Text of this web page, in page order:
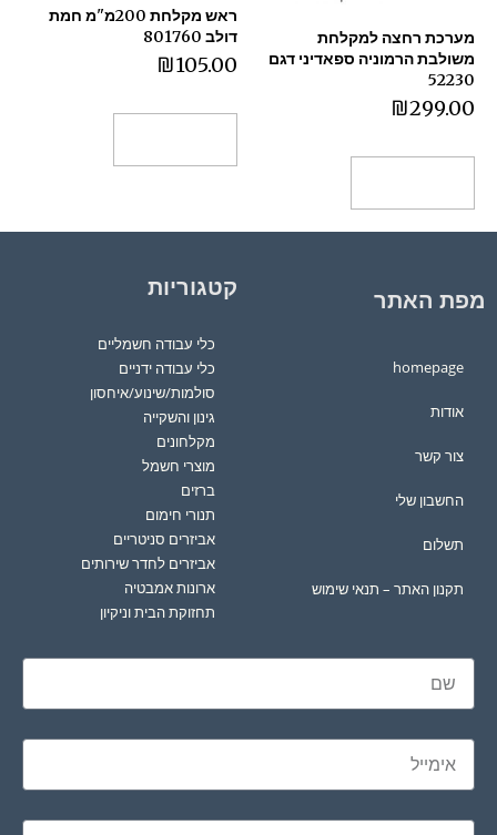
מערכת רחצה למקלחת
משולבת הרמוניה ספאדיני דגם
52230
₪299.00
ראש מקלחת 200מ"מ חמת
דולב 801760 ‏
₪105.00
מפת האתר
homepage
אודות
צור קשר
החשבון שלי
תשלום
תקנון האתר – תנאי שימוש
קטגוריות
כלי עבודה חשמליים
כלי עבודה ידניים
סולמות/שינוע/איחסון
גינון והשקייה
מקלחונים
מוצרי חשמל
ברזים
תנורי חימום
אביזרים סניטריים
אביזרים לחדר שירותים
ארונות אמבטיה
תחזוקת הבית וניקיון